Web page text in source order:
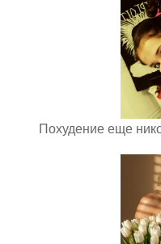
Похудение еще